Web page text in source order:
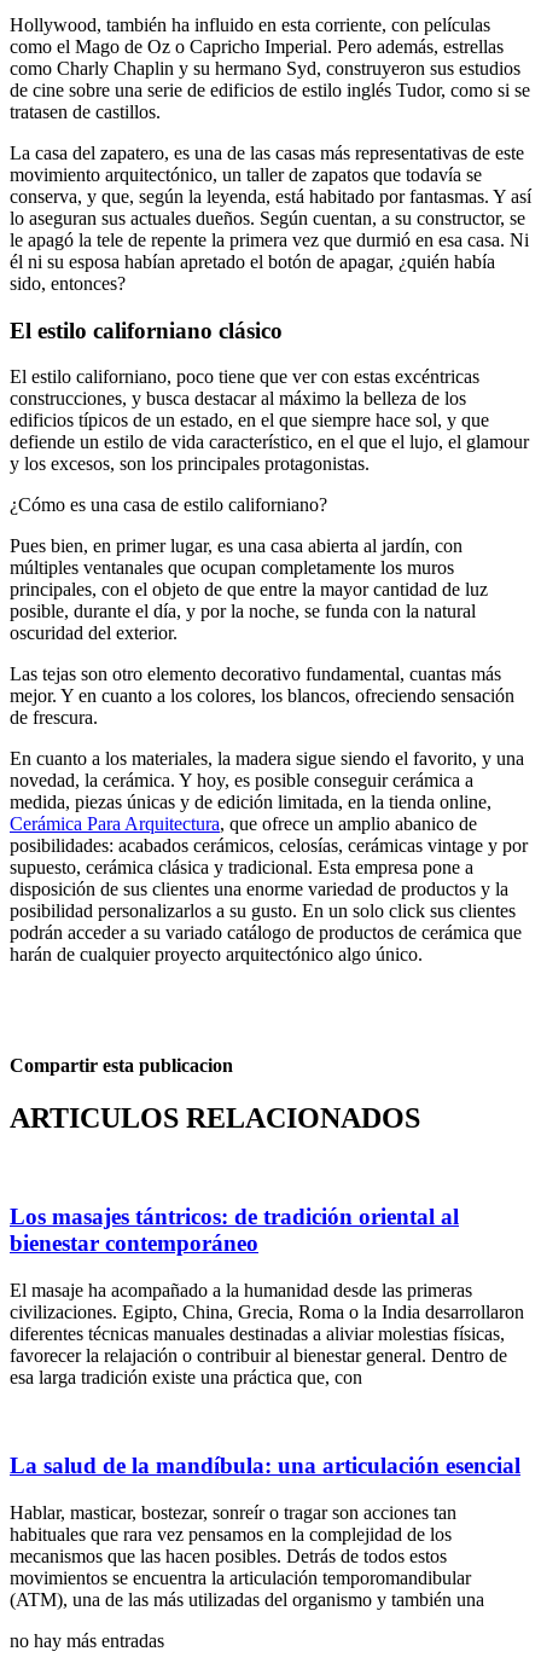
Hollywood, también ha influido en esta corriente, con películas
como el Mago de Oz o Capricho Imperial. Pero además, estrellas
como Charly Chaplin y su hermano Syd, construyeron sus estudios
de cine sobre una serie de edificios de estilo inglés Tudor, como si se
tratasen de castillos.
La casa del zapatero, es una de las casas más representativas de este
movimiento arquitectónico, un taller de zapatos que todavía se
conserva, y que, según la leyenda, está habitado por fantasmas. Y así
lo aseguran sus actuales dueños. Según cuentan, a su constructor, se
le apagó la tele de repente la primera vez que durmió en esa casa. Ni
él ni su esposa habían apretado el botón de apagar, ¿quién había
sido, entonces?
El estilo californiano clásico
El estilo californiano, poco tiene que ver con estas excéntricas
construcciones, y busca destacar al máximo la belleza de los
edificios típicos de un estado, en el que siempre hace sol, y que
defiende un estilo de vida característico, en el que el lujo, el glamour
y los excesos, son los principales protagonistas.
¿Cómo es una casa de estilo californiano?
Pues bien, en primer lugar, es una casa abierta al jardín, con
múltiples ventanales que ocupan completamente los muros
principales, con el objeto de que entre la mayor cantidad de luz
posible, durante el día, y por la noche, se funda con la natural
oscuridad del exterior.
Las tejas son otro elemento decorativo fundamental, cuantas más
mejor. Y en cuanto a los colores, los blancos, ofreciendo sensación
de frescura.
En cuanto a los materiales, la madera sigue siendo el favorito, y una
novedad, la cerámica. Y hoy, es posible conseguir cerámica a
medida, piezas únicas y de edición limitada, en la tienda online,
Cerámica Para Arquitectura, que ofrece un amplio abanico de
posibilidades: acabados cerámicos, celosías, cerámicas vintage y por
supuesto, cerámica clásica y tradicional. Esta empresa pone a
disposición de sus clientes una enorme variedad de productos y la
posibilidad personalizarlos a su gusto. En un solo click sus clientes
podrán acceder a su variado catálogo de productos de cerámica que
harán de cualquier proyecto arquitectónico algo único.
Compartir esta publicacion
ARTICULOS RELACIONADOS
Los masajes tántricos: de tradición oriental al
bienestar contemporáneo
El masaje ha acompañado a la humanidad desde las primeras
civilizaciones. Egipto, China, Grecia, Roma o la India desarrollaron
diferentes técnicas manuales destinadas a aliviar molestias físicas,
favorecer la relajación o contribuir al bienestar general. Dentro de
esa larga tradición existe una práctica que, con
La salud de la mandíbula: una articulación esencial
Hablar, masticar, bostezar, sonreír o tragar son acciones tan
habituales que rara vez pensamos en la complejidad de los
mecanismos que las hacen posibles. Detrás de todos estos
movimientos se encuentra la articulación temporomandibular
(ATM), una de las más utilizadas del organismo y también una
no hay más entradas